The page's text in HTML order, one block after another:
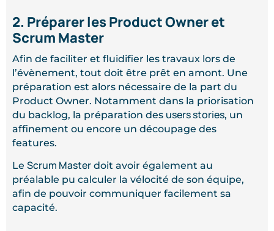
2. Préparer les Product Owner et
Scrum Master
Afin de faciliter et fluidifier les travaux lors de
l’évènement, tout doit être prêt en amont. Une
préparation est alors nécessaire de la part du
Product Owner. Notamment dans la priorisation
du backlog, la préparation des users stories, un
affinement ou encore un découpage des
features.
Le Scrum Master doit avoir également au
préalable pu calculer la vélocité de son équipe,
afin de pouvoir communiquer facilement sa
capacité.